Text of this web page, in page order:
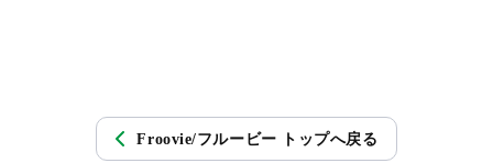
Froovie/フルービー トップへ戻る